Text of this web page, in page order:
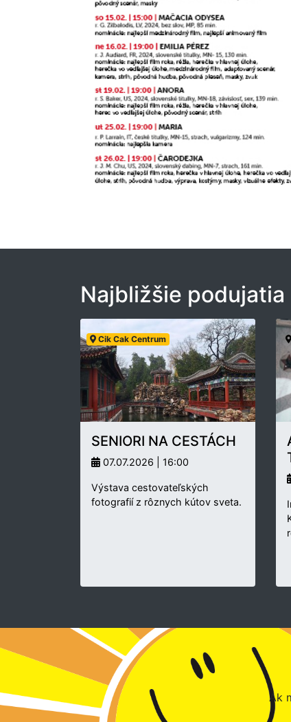
Najbližšie podujatia
Cik Cak Centrum
SENIORI NA CESTÁCH
07.07.2026 | 16:00
Výstava cestovateľských
fotografií z rôznych kútov sveta.
Ak